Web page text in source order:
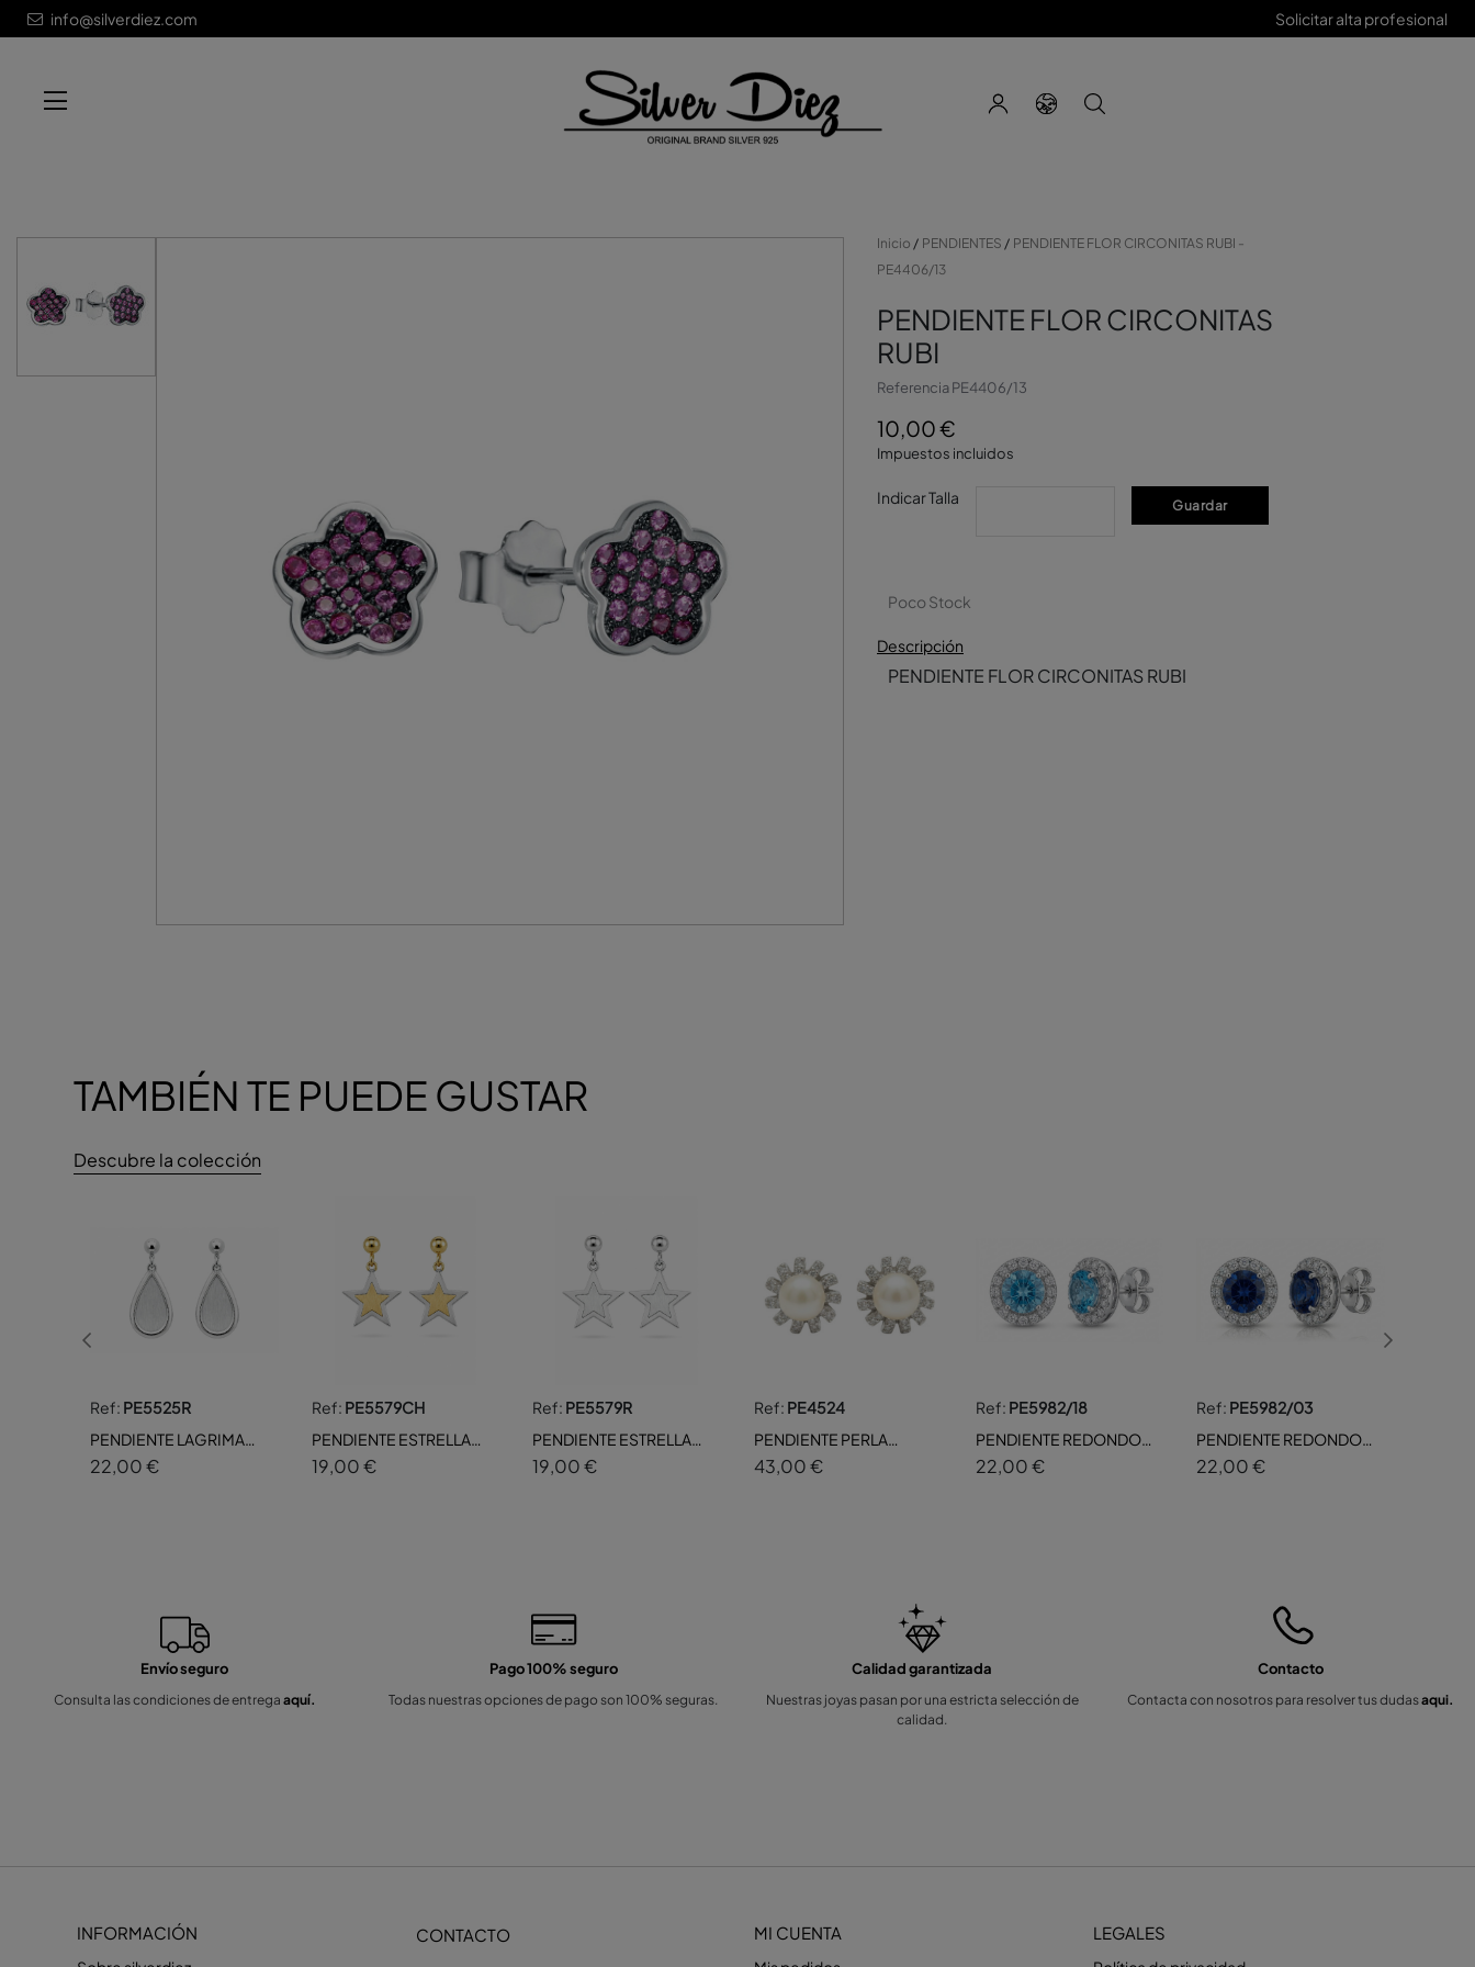
info@silverdiez.com Solicitar alta profesional
Inicio PENDIENTES
PENDIENTE FLOR CIRCONITAS RUBI -
PE4406/13
PENDIENTE FLOR CIRCONITAS
RUBI
ReferenciaPE4406/13
10,00 €
Impuestos incluidos
Indicar Talla Guardar
Poco Stock
Descripción
PENDIENTE FLOR CIRCONITAS RUBI
TAMBIÉN TE PUEDE GUSTAR
Descubre la colección
Ref: PE5525R
PENDIENTE LAGRIMA
BOLA PRESION RODIO
22,00 €
Ref: PE5579CH
PENDIENTE ESTRELLA
DOBLE CHAPADO
19,00 €
Ref: PE5579R
PENDIENTE ESTRELLA
DOBLE RODIO
19,00 €
Ref: PE4524
PENDIENTE PERLA
BORDE CZ
43,00 €
Ref: PE5982/18
PENDIENTE REDONDO
CENTRO CZ COLOR
22,00 €
Ref: PE5982/03
PENDIENTE REDONDO
CENTRO CZ COLOR
22,00 €
Envío seguro
Consulta las condiciones de entrega aquí.
Pago 100% seguro
Todas nuestras opciones de pago son 100% seguras.
Calidad garantizada
Nuestras joyas pasan por una estricta selección de
calidad.
Contacto
Contacta con nosotros para resolver tus dudasaqui.
INFORMACIÓN CONTACTO MI CUENTA LEGALES